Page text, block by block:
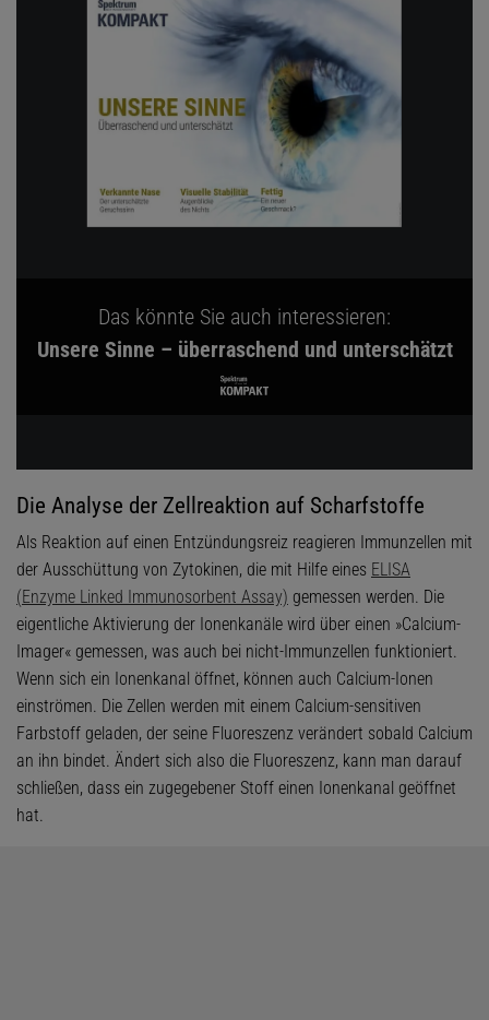
Das könnte Sie auch interessieren:
Unsere Sinne – überraschend und unterschätzt
Die Analyse der Zellreaktion auf Scharfstoffe
Als Reaktion auf einen Entzündungsreiz reagieren Immunzellen mit
der Ausschüttung von Zytokinen, die mit Hilfe eines ELISA
(Enzyme Linked Immunosorbent Assay) gemessen werden. Die
eigentliche Aktivierung der Ionenkanäle wird über einen »Calcium-
Imager« gemessen, was auch bei nicht-Immunzellen funktioniert.
Wenn sich ein Ionenkanal öffnet, können auch Calcium-Ionen
einströmen. Die Zellen werden mit einem Calcium-sensitiven
Farbstoff geladen, der seine Fluoreszenz verändert sobald Calcium
an ihn bindet. Ändert sich also die Fluoreszenz, kann man darauf
schließen, dass ein zugegebener Stoff einen Ionenkanal geöffnet
hat.